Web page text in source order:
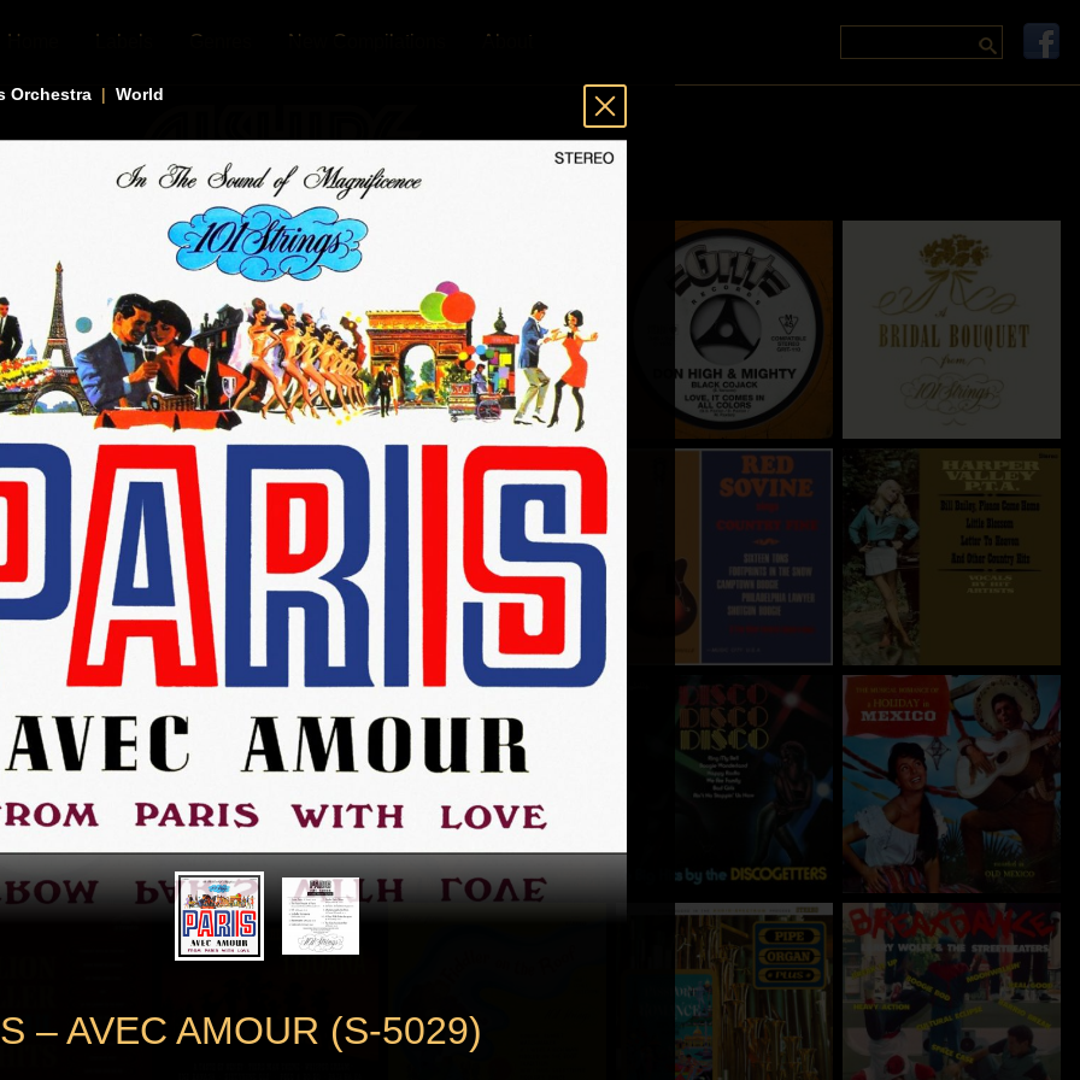
Home Labels Genres New Compilations About
Orchestra | World
– AVEC AMOUR (S-5029)